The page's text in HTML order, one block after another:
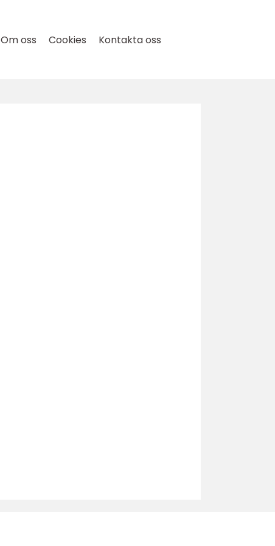
Om oss Cookies Kontakta oss